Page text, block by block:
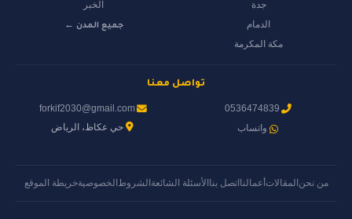
جدة
الدمام
مكة المكرمة
الخبر
جميع المدن ←
تواصل معنا
0536474839
واتساب
forkif2030@gmail.com
حي عكاظ، الرياض
من نحنالمقالات أعمالنااتصل بناالأسئلة الشائعةالشروط الخصوصيةخريطة الموقع